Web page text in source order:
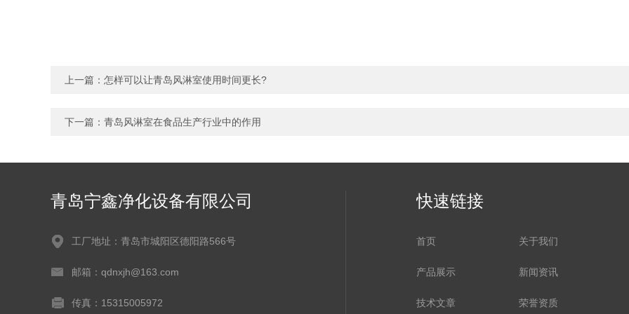
上一篇： 怎样可以让青岛风淋室使用时间更长?
下一篇： 青岛风淋室在食品生产行业中的作用
青岛宁鑫净化设备有限公司
工厂地址：青岛市城阳区德阳路566号
邮箱：qdnxjh@163.com
传真：15315005972
快速链接
首页 关于我们
产品展示 新闻资讯
技术文章 荣誉资质